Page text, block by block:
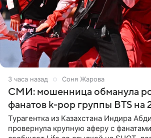
3 часа назад Соня Жарова
СМИ: мошенница обманула
фанатов k-pop группы BTS на
Турагентка из Казахстана Индира
провернула крупную аферу с